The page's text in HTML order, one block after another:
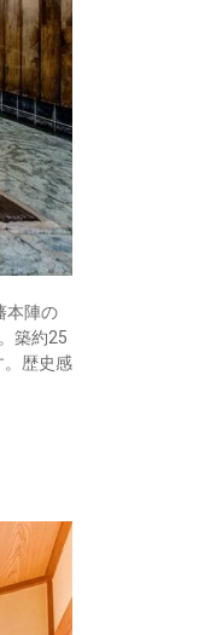
本陣の
築約25
。歴史感